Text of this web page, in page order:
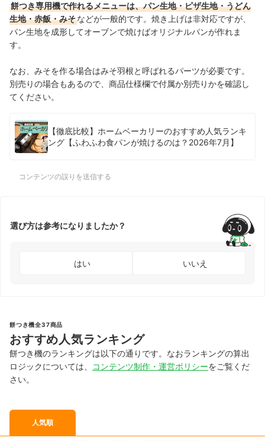
餅つき専用機で作れるメニューは、パン生地・ピザ生地・うどん
生地・赤飯・みそなどが一般的です。焼き上げは非対応ですが、
パン生地を成形してオーブンで焼けばオリジナルパンが作れま
す。
なお、みそを作る場合はみそ羽根と呼ばれるパーツが必要です。
別売りの場合もあるので、商品仕様欄で付属か別売りかを確認し
てください。
【徹底比較】ホームベーカリーのおすすめ人気ランキ
ング【ふわふわ食パンが焼けるのは？2026年7月】
コンテンツの誤りを送信する
選び方は参考になりましたか？
はい いいえ
餅つき機全37商品
おすすめ人気ランキング
餅つき機のランキングは以下の通りです。なおランキングの算出
ロジックについては、
コンテンツ制作・運営ポリシーをご覧くだ
さい。
人気順